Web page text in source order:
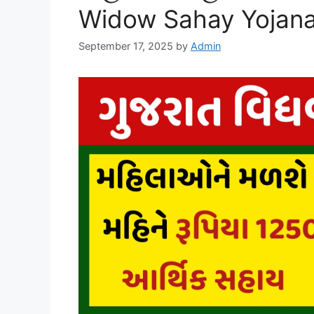
Widow Sahay
September 17, 2025 by Admin